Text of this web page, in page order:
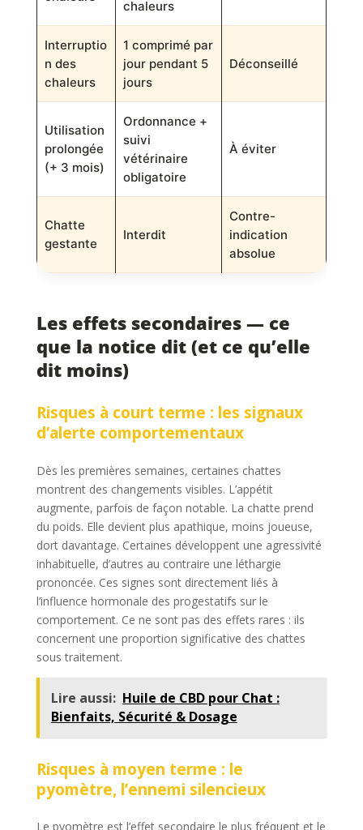
chaleurs
Interruptio
n des
chaleurs
1 comprimé par
jour pendant 5
jours
Déconseillé
Utilisation
prolongée
(+ 3 mois)
Ordonnance +
suivi
vétérinaire
obligatoire
À éviter
Chatte
gestante
Interdit
Contre-
indication
absolue
Les effets secondaires — ce
que la notice dit (et ce qu’elle
dit moins)
Risques à court terme : les signaux
d’alerte comportementaux
Dès les premières semaines, certaines chattes
montrent des changements visibles. L’appétit
augmente, parfois de façon notable. La chatte prend
du poids. Elle devient plus apathique, moins joueuse,
dort davantage. Certaines développent une agressivité
inhabituelle, d’autres au contraire une léthargie
prononcée. Ces signes sont directement liés à
l’influence hormonale des progestatifs sur le
comportement. Ce ne sont pas des effets rares : ils
concernent une proportion significative des chattes
sous traitement.
Lire aussi: Huile de CBD pour Chat :
Bienfaits, Sécurité & Dosage
Risques à moyen terme : le
pyomètre, l’ennemi silencieux
Le pyomètre est l’effet secondaire le plus fréquent et le